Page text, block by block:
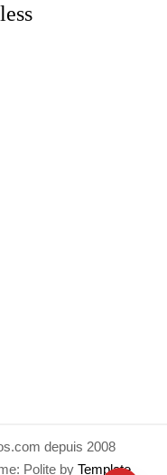
depuis 2008
Polite by Template